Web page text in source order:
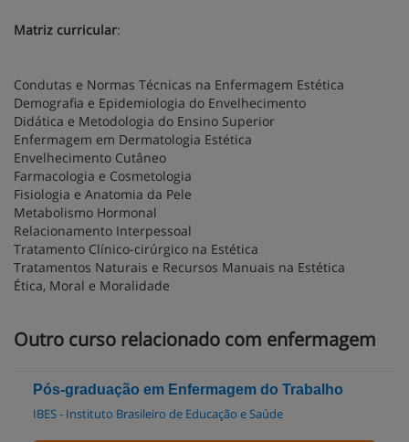
Matriz curricular:
Condutas e Normas Técnicas na Enfermagem Estética
Demografia e Epidemiologia do Envelhecimento
Didática e Metodologia do Ensino Superior
Enfermagem em Dermatologia Estética
Envelhecimento Cutâneo
Farmacologia e Cosmetologia
Fisiologia e Anatomia da Pele
Metabolismo Hormonal
Relacionamento Interpessoal
Tratamento Clínico-cirúrgico na Estética
Tratamentos Naturais e Recursos Manuais na Estética
Ética, Moral e Moralidade
Outro curso relacionado com enfermagem
Pós-graduação em Enfermagem do Trabalho
IBES - Instituto Brasileiro de Educação e Saúde